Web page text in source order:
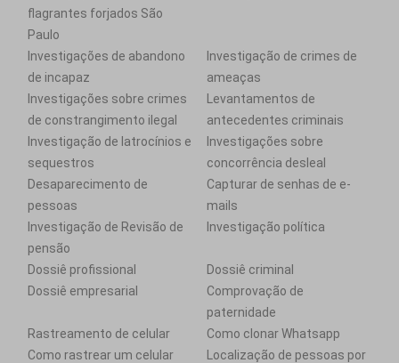
flagrantes forjados São
Paulo
Investigações de abandono
de incapaz
Investigação de crimes de
ameaças
Investigações sobre crimes
de constrangimento ilegal
Levantamentos de
antecedentes criminais
Investigação de latrocínios e
sequestros
Investigações sobre
concorrência desleal
Desaparecimento de
pessoas
Capturar de senhas de e-
mails
Investigação de Revisão de
pensão
Investigação política
Dossiê profissional
Dossiê criminal
Dossiê empresarial
Comprovação de
paternidade
Rastreamento de celular
Como clonar Whatsapp
Como rastrear um celular
Localização de pessoas por